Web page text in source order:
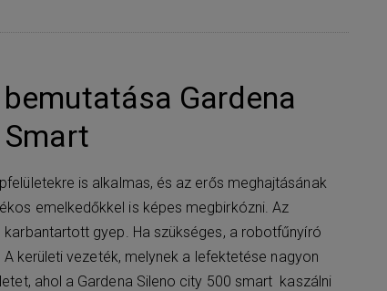
Gardena
is alkalmas, és az erős meghajtásának
emelkedőkkel is képes megbirkózni. Az
gyep. Ha szükséges, a robotfűnyíró
kerületi vezeték, melynek a lefektetése nagyon
ahol a Gardena Sileno city 500 smart kaszálni